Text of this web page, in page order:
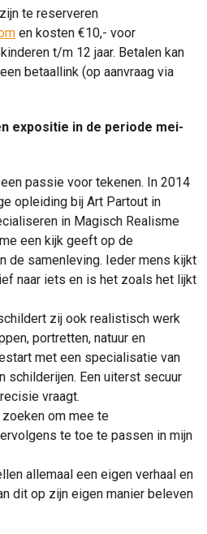
te reserveren
en kosten €10,- voor
t/m 12 jaar. Betalen kan
betaallink (op aanvraag via
expositie in de periode mei-
passie voor tekenen. In 2014
opleiding bij Art Partout in
in Magisch Realisme
een kijk geeft op de
de samenleving. Ieder mens kijkt
naar iets en is het zoals het lijkt
zij ook realistisch werk
portretten, natuur en
met een specialisatie van
schilderijen. Een uiterst secuur
vraagt.
om mee te
te toe te passen in mijn
allemaal een eigen verhaal en
dit op zijn eigen manier beleven